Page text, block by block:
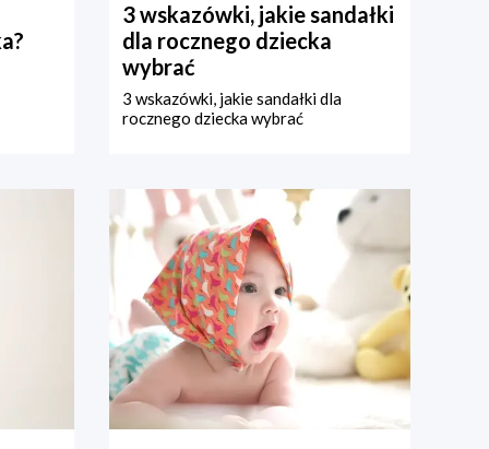
3 wskazówki, jakie sandałki
dla rocznego dziecka
wybrać
3 wskazówki, jakie sandałki dla
rocznego dziecka wybrać